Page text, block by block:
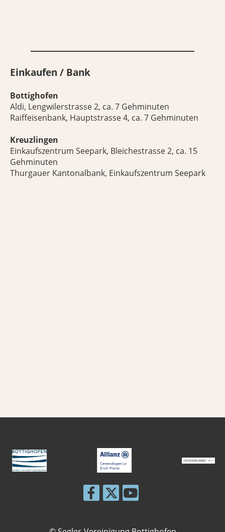
Einkaufen / Bank
Bottighofen
Aldi, Lengwilerstrasse 2, ca. 7 Gehminuten
Raiffeisenbank, Hauptstrasse 4, ca. 7 Gehminuten
Kreuzlingen
Einkaufszentrum Seepark, Bleichestrasse 2, ca. 15
Gehminuten
Thurgauer Kantonalbank, Einkaufszentrum Seepark